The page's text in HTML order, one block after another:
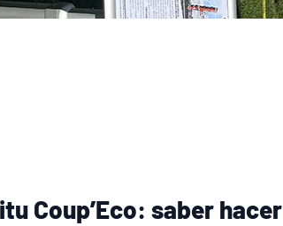
Coup’Eco: saber hacer